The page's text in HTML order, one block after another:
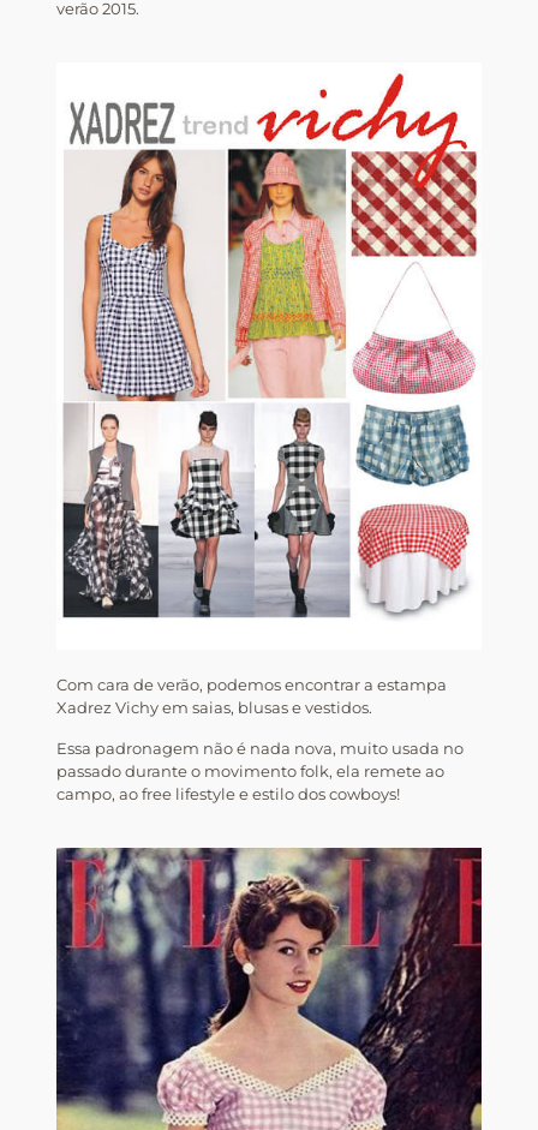
verão 2015.
Com cara de verão, podemos encontrar a estampa
Xadrez Vichy em saias, blusas e vestidos.
Essa padronagem não é nada nova, muito usada no
passado durante o movimento folk, ela remete ao
campo, ao free lifestyle e estilo dos cowboys!